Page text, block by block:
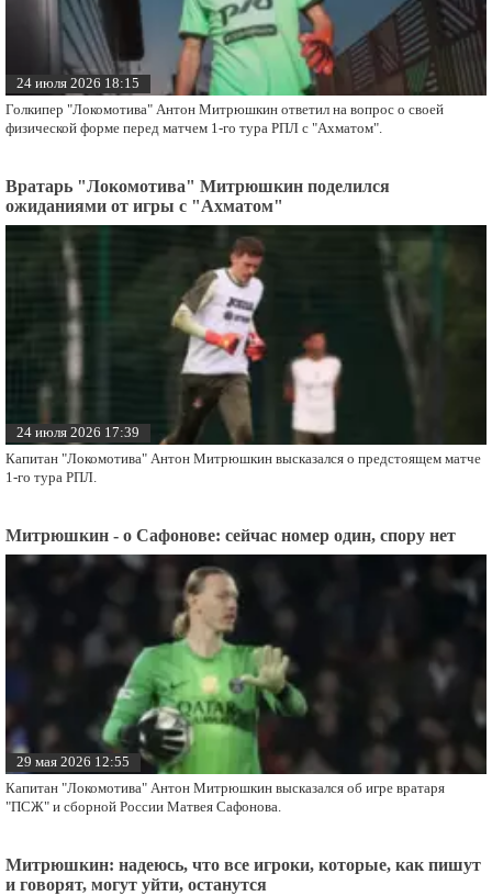
24 июля 2026 18:15
Голкипер "Локомотива" Антон Митрюшкин ответил на вопрос о своей
физической форме перед матчем 1-го тура РПЛ с "Ахматом".
Вратарь "Локомотива" Митрюшкин поделился
ожиданиями от игры с "Ахматом"
24 июля 2026 17:39
Капитан "Локомотива" Антон Митрюшкин высказался о предстоящем матче
1-го тура РПЛ.
Митрюшкин - о Сафонове: сейчас номер один, спору нет
29 мая 2026 12:55
Капитан "Локомотива" Антон Митрюшкин высказался об игре вратаря
"ПСЖ" и сборной России Матвея Сафонова.
Митрюшкин: надеюсь, что все игроки, которые, как пишут
и говорят, могут уйти, останутся